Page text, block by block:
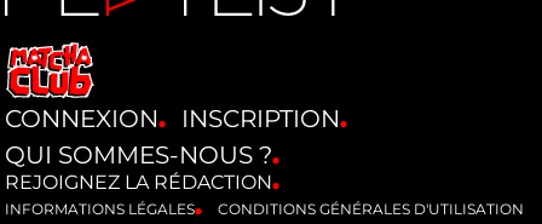
CONNEXION
INSCRIPTION
QUI SOMMES-NOUS ?
REJOIGNEZ LA RÉDACTION
INFORMATIONS LÉGALES
CONDITIONS GÉNÉRALES D'UTILISATION